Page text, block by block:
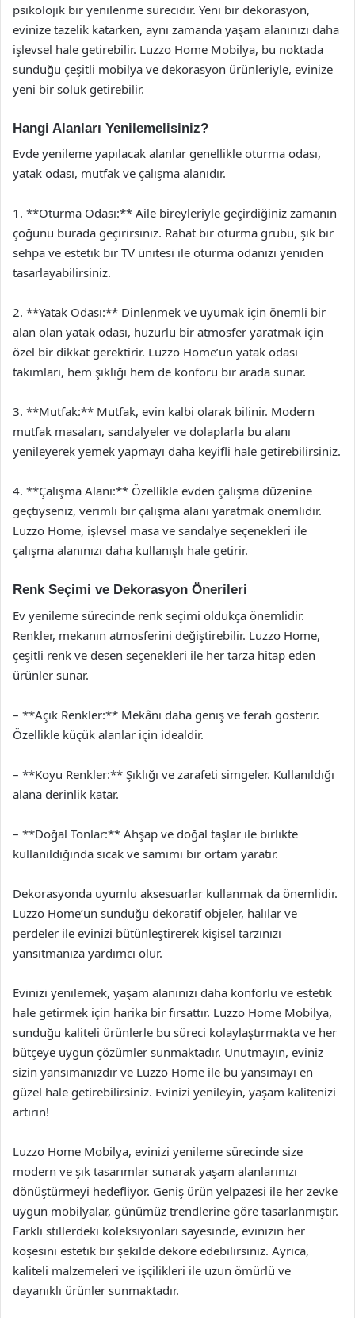
psikolojik bir yenilenme sürecidir. Yeni bir dekorasyon,
evinize tazelik katarken, aynı zamanda yaşam alanınızı daha
işlevsel hale getirebilir. Luzzo Home Mobilya, bu noktada
sunduğu çeşitli mobilya ve dekorasyon ürünleriyle, evinize
yeni bir soluk getirebilir.
Hangi Alanları Yenilemelisiniz?
Evde yenileme yapılacak alanlar genellikle oturma odası,
yatak odası, mutfak ve çalışma alanıdır.
1. **Oturma Odası:** Aile bireyleriyle geçirdiğiniz zamanın
çoğunu burada geçirirsiniz. Rahat bir oturma grubu, şık bir
sehpa ve estetik bir TV ünitesi ile oturma odanızı yeniden
tasarlayabilirsiniz.
2. **Yatak Odası:** Dinlenmek ve uyumak için önemli bir
alan olan yatak odası, huzurlu bir atmosfer yaratmak için
özel bir dikkat gerektirir. Luzzo Home’un yatak odası
takımları, hem şıklığı hem de konforu bir arada sunar.
3. **Mutfak:** Mutfak, evin kalbi olarak bilinir. Modern
mutfak masaları, sandalyeler ve dolaplarla bu alanı
yenileyerek yemek yapmayı daha keyifli hale getirebilirsiniz.
4. **Çalışma Alanı:** Özellikle evden çalışma düzenine
geçtiyseniz, verimli bir çalışma alanı yaratmak önemlidir.
Luzzo Home, işlevsel masa ve sandalye seçenekleri ile
çalışma alanınızı daha kullanışlı hale getirir.
Renk Seçimi ve Dekorasyon Önerileri
Ev yenileme sürecinde renk seçimi oldukça önemlidir.
Renkler, mekanın atmosferini değiştirebilir. Luzzo Home,
çeşitli renk ve desen seçenekleri ile her tarza hitap eden
ürünler sunar.
– **Açık Renkler:** Mekânı daha geniş ve ferah gösterir.
Özellikle küçük alanlar için idealdir.
– **Koyu Renkler:** Şıklığı ve zarafeti simgeler. Kullanıldığı
alana derinlik katar.
– **Doğal Tonlar:** Ahşap ve doğal taşlar ile birlikte
kullanıldığında sıcak ve samimi bir ortam yaratır.
Dekorasyonda uyumlu aksesuarlar kullanmak da önemlidir.
Luzzo Home’un sunduğu dekoratif objeler, halılar ve
perdeler ile evinizi bütünleştirerek kişisel tarzınızı
yansıtmanıza yardımcı olur.
Evinizi yenilemek, yaşam alanınızı daha konforlu ve estetik
hale getirmek için harika bir fırsattır. Luzzo Home Mobilya,
sunduğu kaliteli ürünlerle bu süreci kolaylaştırmakta ve her
bütçeye uygun çözümler sunmaktadır. Unutmayın, eviniz
sizin yansımanızdır ve Luzzo Home ile bu yansımayı en
güzel hale getirebilirsiniz. Evinizi yenileyin, yaşam kalitenizi
artırın!
Luzzo Home Mobilya, evinizi yenileme sürecinde size
modern ve şık tasarımlar sunarak yaşam alanlarınızı
dönüştürmeyi hedefliyor. Geniş ürün yelpazesi ile her zevke
uygun mobilyalar, günümüz trendlerine göre tasarlanmıştır.
Farklı stillerdeki koleksiyonları sayesinde, evinizin her
köşesini estetik bir şekilde dekore edebilirsiniz. Ayrıca,
kaliteli malzemeleri ve işçilikleri ile uzun ömürlü ve
dayanıklı ürünler sunmaktadır.